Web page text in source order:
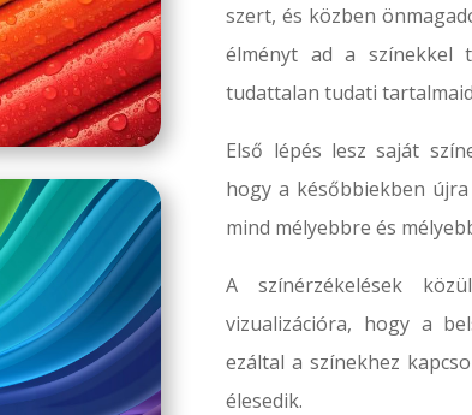
szert, és közben
élményt ad a színekkel
tudattalan tudati
Első lépés lesz saját
hogy a későbbiekben
mind mélyebbre és
A színérzékelések
vizualizációra, hogy a
ezáltal a színekhez
élesedik.